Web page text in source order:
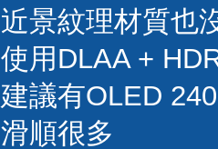
近景紋理材質也
使用DLAA +
建議有OLED
滑順很多